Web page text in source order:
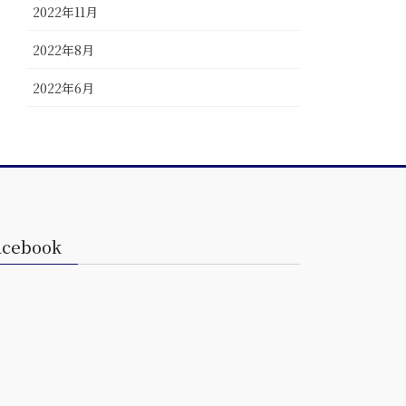
2022年11月
2022年8月
2022年6月